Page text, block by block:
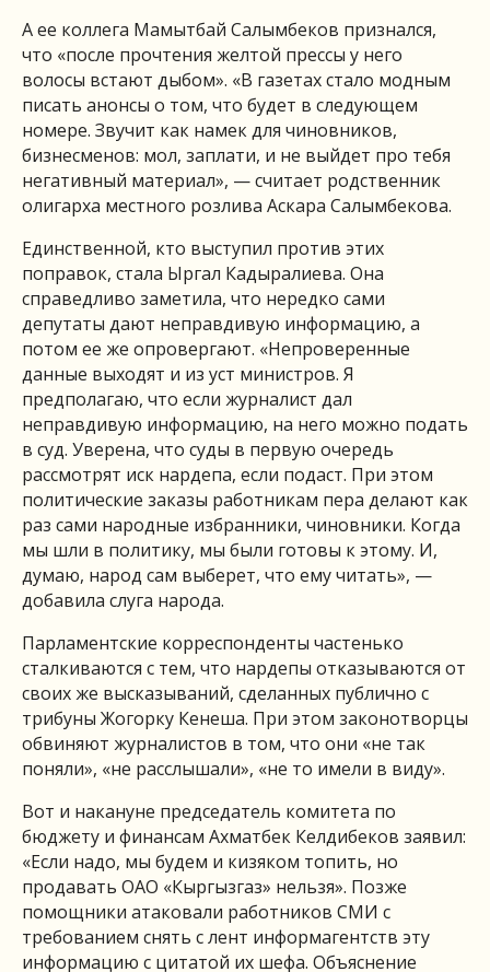
А ее коллега Мамытбай Салымбеков признался,
что «после прочтения желтой прессы у него
волосы встают дыбом». «В газетах стало модным
писать анонсы о том, что будет в следующем
номере. Звучит как намек для чиновников,
бизнесменов: мол, заплати, и не выйдет про тебя
негативный материал», — считает родственник
олигарха местного розлива Аскара Салымбекова.
Единственной, кто выступил против этих
поправок, стала Ыргал Кадыралиева. Она
справедливо заметила, что нередко сами
депутаты дают неправдивую информацию, а
потом ее же опровергают. «Непроверенные
данные выходят и из уст министров. Я
предполагаю, что если журналист дал
неправдивую информацию, на него можно подать
в суд. Уверена, что суды в первую очередь
рассмотрят иск нардепа, если подаст. При этом
политические заказы работникам пера делают как
раз сами народные избранники, чиновники. Когда
мы шли в политику, мы были готовы к этому. И,
думаю, народ сам выберет, что ему читать», —
добавила слуга народа.
Парламентские корреспонденты частенько
сталкиваются с тем, что нардепы отказываются от
своих же высказываний, сделанных публично с
трибуны Жогорку Кенеша. При этом законотворцы
обвиняют журналистов в том, что они «не так
поняли», «не расслышали», «не то имели в виду».
Вот и накануне председатель комитета по
бюджету и финансам Ахматбек Келдибеков заявил:
«Если надо, мы будем и кизяком топить, но
продавать ОАО «Кыргызгаз» нельзя». Позже
помощники атаковали работников СМИ с
требованием снять с лент информагентств эту
информацию с цитатой их шефа. Объяснение